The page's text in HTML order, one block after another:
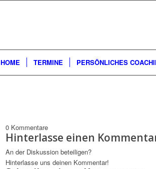
HOME TERMINE PERSÖNLICHES
0 Kommentare
Hinterlasse einen
An der Diskussion beteiligen?
Hinterlasse uns deinen Kommentar!